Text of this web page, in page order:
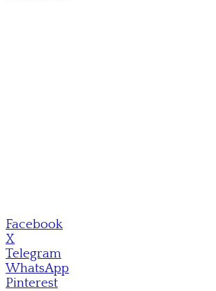
Facebook
X
Telegram
WhatsApp
Pinterest